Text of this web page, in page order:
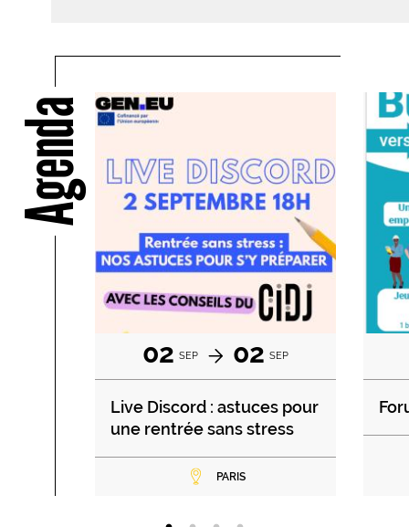
Agenda
02 SEP 02 SEP
Live Discord : astuces pour
une rentrée sans stress
PARIS